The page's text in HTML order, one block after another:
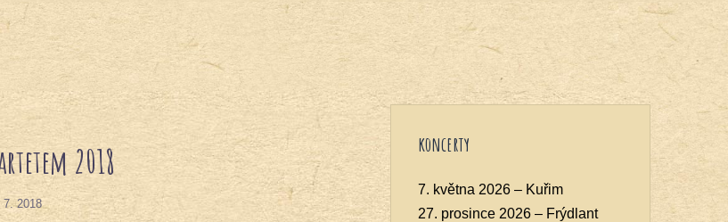
2018
7. 2018
koncerty
7. května 2026 – Kuřim
27. prosince 2026 – Frýdlant